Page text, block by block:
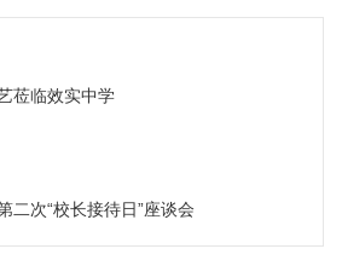
莅临效实中学
二次“校长接待日”座谈会